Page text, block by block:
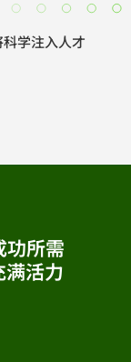
学注入人才
功所需
满活力